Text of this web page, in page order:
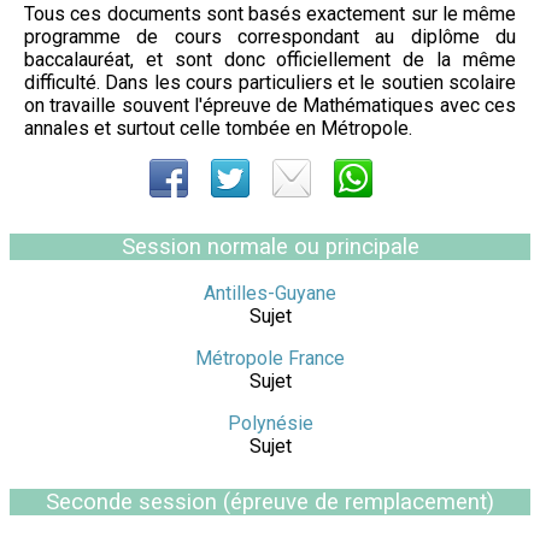
Tous ces documents sont basés exactement sur le même
programme de cours correspondant au diplôme du
baccalauréat, et sont donc officiellement de la même
difficulté. Dans les cours particuliers et le soutien scolaire
on travaille souvent l'épreuve de Mathématiques avec ces
annales et surtout celle tombée en Métropole.
Session normale ou principale
Antilles-Guyane
Sujet
Métropole France
Sujet
Polynésie
Sujet
Seconde session (épreuve de remplacement)